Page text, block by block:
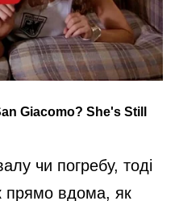
чи погребу, тоді
прямо вдома, як